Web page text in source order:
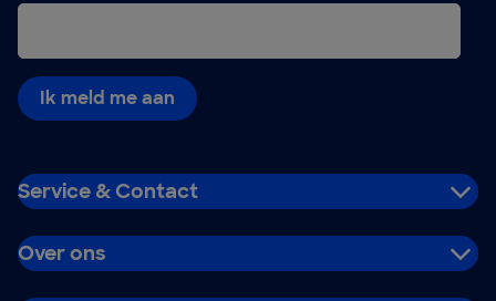
Ik meld me aan
Service & Contact
Over ons